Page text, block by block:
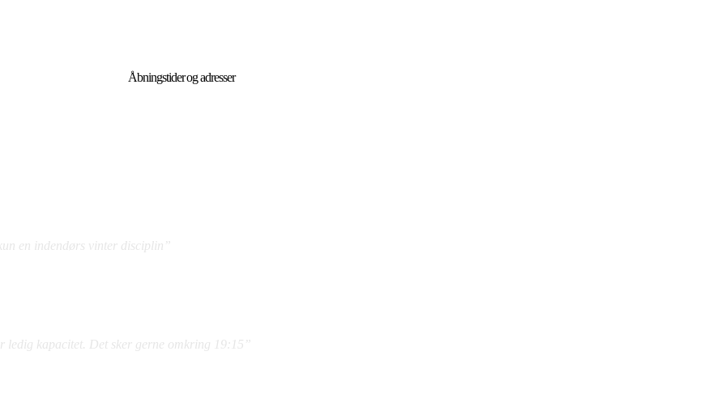
Åbningstider og adresser
en indendørs vinter disciplin”
kapacitet. Det sker gerne omkring 19:15”